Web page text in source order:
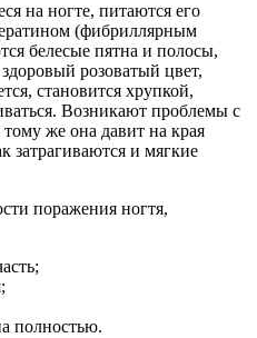
на ногте, питаются его
(фибриллярным
белесые пятна и полосы,
здоровый розоватый цвет,
становится хрупкой,
Возникают проблемы с
же она давит на края
затрагиваются и мягкие
поражения ногтя,
полностью.